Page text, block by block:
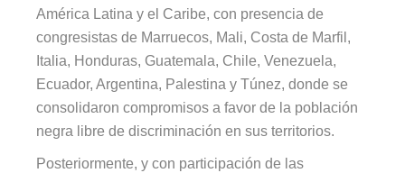
América Latina y el Caribe, con presencia de
congresistas de Marruecos, Mali, Costa de Marfil,
Italia, Honduras, Guatemala, Chile, Venezuela,
Ecuador, Argentina, Palestina y Túnez, donde se
consolidaron compromisos a favor de la población
negra libre de discriminación en sus territorios.
Posteriormente, y con participación de las